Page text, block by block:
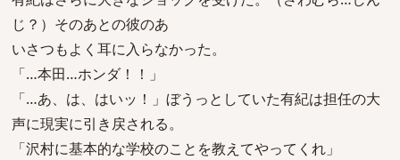
じ？）そのあとの彼のあ
いさつもよく耳に入らなかった。
「…本田…ホンダ！！」
「…あ、は、はいッ！」ぼうっとしていた有紀は担任の大
声に現実に引き戻される。
「沢村に基本的な学校のことを教えてやってくれ」